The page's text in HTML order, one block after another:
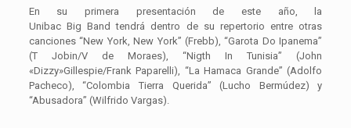
En su primera presentación de este año, la
Unibac Big Band tendrá dentro de su repertorio entre otras
canciones “New York, New York” (Frebb), “Garota Do Ipanema”
(T Jobin/V de Moraes), “Nigth In Tunisia” (John
«Dizzy»Gillespie/Frank Paparelli), “La Hamaca Grande” (Adolfo
Pacheco), “Colombia Tierra Querida” (Lucho Bermúdez) y
“Abusadora” (Wilfrido Vargas).